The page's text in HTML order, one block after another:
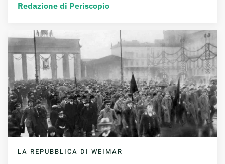
Redazione di Periscopio
LA REPUBBLICA DI WEIMAR